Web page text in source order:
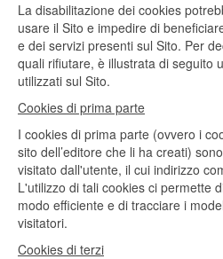
La disabilitazione dei cookies
usare il Sito e impedire di
e dei servizi presenti sul Sito. Per
quali rifiutare, è illustrata di seguito
utilizzati sul Sito.
Cookies di prima parte
I cookies di prima parte (ovvero i
sito dell’editore che li ha creati)
visitato dall'utente, il cui indirizzo
L'utilizzo di tali cookies ci permette
modo efficiente e di tracciare i
visitatori.
Cookies di terzi